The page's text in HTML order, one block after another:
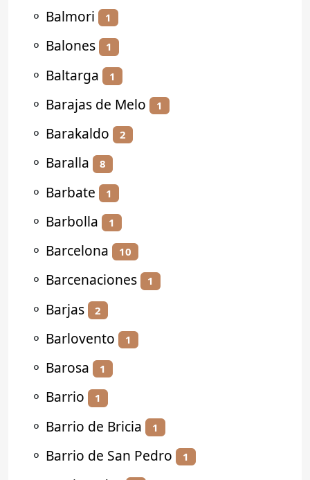
⚬ Balmori 1
⚬ Balones 1
⚬ Baltarga 1
⚬ Barajas de Melo 1
⚬ Barakaldo 2
⚬ Baralla 8
⚬ Barbate 1
⚬ Barbolla 1
⚬ Barcelona 10
⚬ Barcenaciones 1
⚬ Barjas 2
⚬ Barlovento 1
⚬ Barosa 1
⚬ Barrio 1
⚬ Barrio de Bricia 1
⚬ Barrio de San Pedro 1